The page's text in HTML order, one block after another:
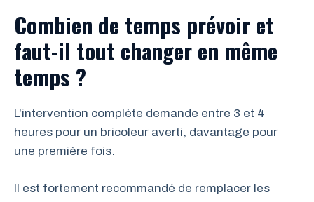
Combien de temps prévoir et
faut-il tout changer en même
temps ?
L’intervention complète demande entre 3 et 4
heures pour un bricoleur averti, davantage pour
une première fois.
Il est fortement recommandé de remplacer les